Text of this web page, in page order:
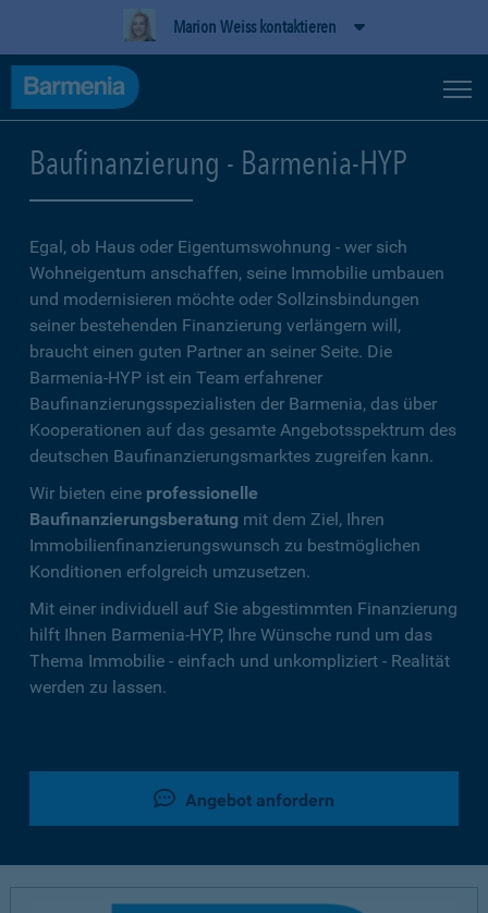
Marion Weiss kontaktieren
Baufinanzierung - Barmenia-HYP
Egal, ob Haus oder Eigentumswohnung - wer sich
Wohneigentum anschaffen, seine Immobilie umbauen
und modernisieren möchte oder Sollzinsbindungen
seiner bestehenden Finanzierung verlängern will,
braucht einen guten Partner an seiner Seite. Die
Barmenia-HYP ist ein Team erfahrener
Baufinanzierungsspezialisten der Barmenia, das über
Kooperationen auf das gesamte Angebotsspektrum des
deutschen Baufinanzierungsmarktes zugreifen kann.
Wir bieten eine professionelle
Baufinanzierungsberatung mit dem Ziel, Ihren
Immobilienfinanzierungswunsch zu bestmöglichen
Konditionen erfolgreich umzusetzen.
Mit einer individuell auf Sie abgestimmten Finanzierung
hilft Ihnen Barmenia-HYP, Ihre Wünsche rund um das
Thema Immobilie - einfach und unkompliziert - Realität
werden zu lassen.
Angebot anfordern